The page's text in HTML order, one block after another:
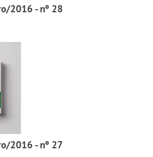
2016 - nº 28
2016 - nº 27